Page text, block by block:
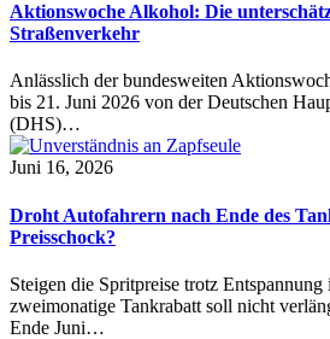
Aktionswoche Alkohol: Die
Straßenverkehr
Anlässlich der bundesweiten
bis 21. Juni 2026 von der Deutschen
(DHS)…
Juni 16, 2026
Droht Autofahrern nach Ende des
Preisschock?
Steigen die Spritpreise trotz
zweimonatige Tankrabatt soll nicht
Ende Juni…